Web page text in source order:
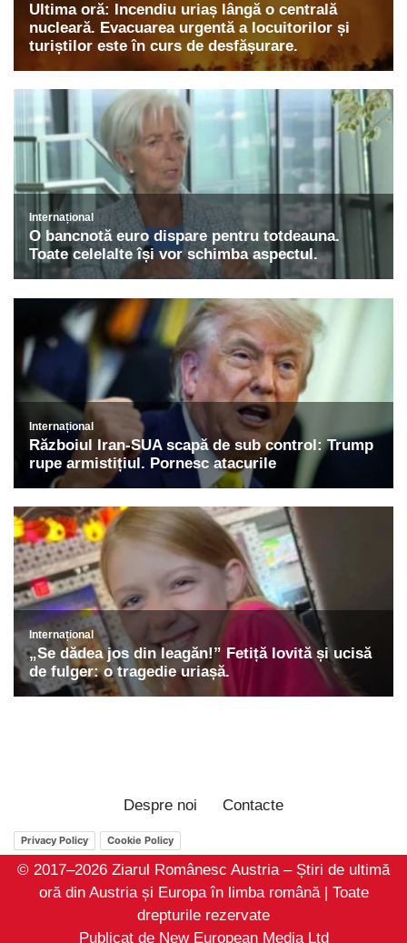
Despre noi Contacte
Privacy Policy Cookie Policy
© 2017–2026 Ziarul Românesc Austria – Știri de ultimă
oră din Austria și Europa în limba română | Toate
drepturile rezervate
Publicat de New European Media Ltd